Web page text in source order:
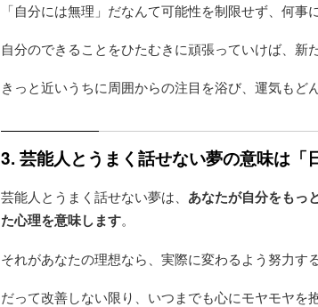
「自分には無理」だなんて可能性を制限せず、何事
自分のできることをひたむきに頑張っていけば、新
きっと近いうちに周囲からの注目を浴び、運気もど
3. 芸能人とうまく話せない夢の意味は「
芸能人とうまく話せない夢は、 あなたが自分をもっ
た心理を意味します。
それがあなたの理想なら、実際に変わるよう努力す
だって改善しない限り、いつまでも心にモヤモヤを